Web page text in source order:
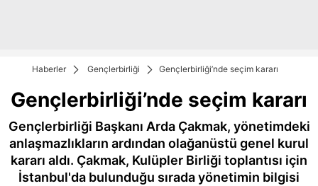
Haberler Gençlerbirliği Gençlerbirliği’nde seçim kararı
Gençlerbirliği’nde seçim kararı
Gençlerbirliği Başkanı Arda Çakmak, yönetimdeki
anlaşmazlıkların ardından olağanüstü genel kurul
kararı aldı. Çakmak, Kulüpler Birliği toplantısı için
İstanbul'da bulunduğu sırada yönetimin bilgisi